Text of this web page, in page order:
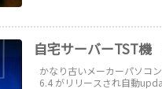
自宅サーバーTST
かなり古いメーカーパソコ
6.4 がリリースされ自動